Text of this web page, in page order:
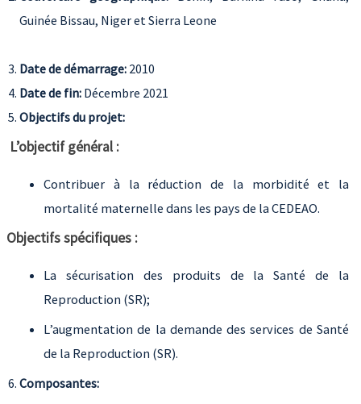
Guinée Bissau, Nigeret Sierra Leone
Date de démarrage: 2010
Date de fin: Décembre 2021
Objectifs du projet:
L’objectif général :
Contribuer à la réduction de la morbidité et la
mortalité maternelle dans les pays de la CEDEAO.
Objectifs spécifiques :
La sécurisation des produits de la Santé de la
Reproduction (SR);
L’augmentation de la demande des services de Santé
de la Reproduction (SR).
Composantes: